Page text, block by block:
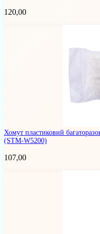
120,00
Хомут пластиковий
(STM-W5200)
107,00